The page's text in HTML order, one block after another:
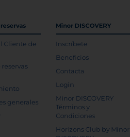
Cliente de
generales
Minor DISCOVERY
Inscríbete
Beneficios
Contacta
Login
Minor DISCOVERY
Términos y
Condiciones
Horizons Club by Minor